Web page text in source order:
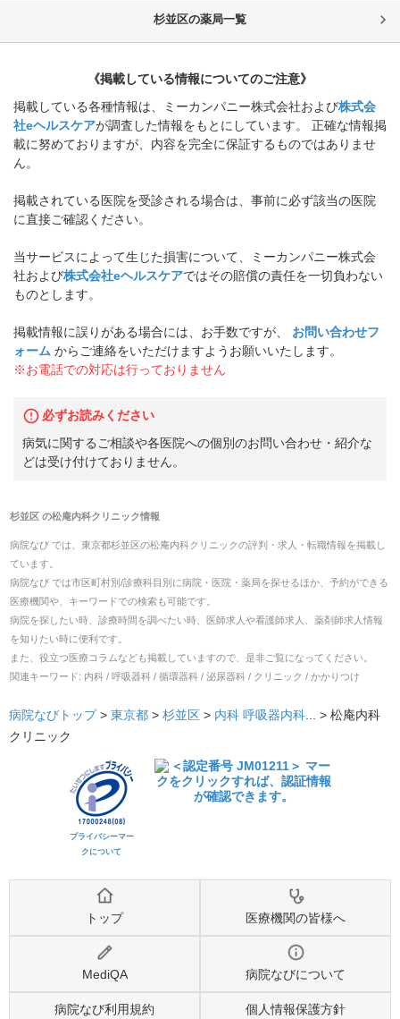
杉並区の薬局一覧
《掲載している情報についてのご注意》
掲載している各種情報は、ミーカンパニー株式会社および株式会
社eヘルスケアが調査した情報をもとにしています。 正確な情報掲
載に努めておりますが、内容を完全に保証するものではありませ
ん。
掲載されている医院を受診される場合は、事前に必ず該当の医院
に直接ご確認ください。
当サービスによって生じた損害について、ミーカンパニー株式会
社および株式会社eヘルスケアではその賠償の責任を一切負わない
ものとします。
掲載情報に誤りがある場合には、お手数ですが、
お問い合わせフ
ォーム からご連絡をいただけますようお願いいたします。
※お電話での対応は行っておりません
必ずお読みください
病気に関するご相談や各医院への個別のお問い合わせ・紹介な
どは受け付けておりません。
杉並区 の松庵内科クリニック情報
病院なび では、 東京都杉並区の松庵内科クリニックの評判・求人・転職情報を掲載し
ています。
病院なび では市区町村別/診療科目別に病院・医院・薬局を探せるほか、予約ができる
医療機関や、キーワードでの検索も可能です。
病院を探したい時、診療時間を調べたい時、医師求人や看護師求人、薬剤師求人情報
を知りたい時に便利です。
また、役立つ医療コラムなども掲載していますので、是非ご覧になってください。
関連キーワード: 内科 / 呼吸器科 / 循環器科 / 泌尿器科 / クリニック / かかりつけ
病院なびトップ > 東京都 > 杉並区 > 内科 呼吸器内科 ... > 松庵内科
クリニック
プライバシーマー
クについて
トップ 医療機関の皆様へ
MediQA 病院なびについて
病院なび利用規約 個人情報保護方針